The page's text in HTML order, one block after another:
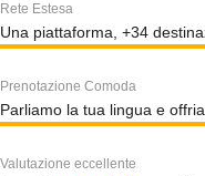
Rete Estesa
Una piattaforma, +34
Prenotazione Comoda
Parliamo la tua lingua e
Valutazione eccellente